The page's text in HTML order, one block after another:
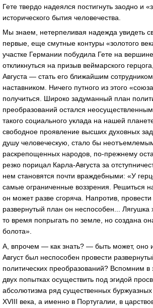
Гете твердо надеялся постигнуть заодно и
исторического бытия человечества.
Мы знаем, нетерпеливая надежда увидеть
первые, еще смутные контуры «золотого
участке Германии побудила Гете на
откликнуться на призыв веймарского
Августа — стать его ближайшим
наставником. Ничего путного из этого
получиться. Широко задуманный план
преобразований остался
такого социального уклада на нашей
свободное проявление высших духовных
душу человеческую, стало бы
раскрепощенных народов, по-прежнему
резко порицал Карла-Августа за
нем становятся почти враждебными: «У
самые ограниченные воззрения. Решиться
он может разве сгоряча. Напротив,
развернутый план он неспособен... Лягушка
то время попрыгать по земле, но создана
болота».
А, впрочем — как знать? — быть может, оно
Август был неспособен провести
политических преобразований? Вспомним в
двух попытках осуществить под эгидой
абсолютизма ряд существенных
XVIII века, а именно в Португалии, в